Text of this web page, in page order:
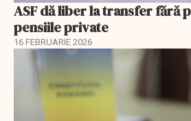
ASF dă liber la transfer fără
pensiile private
16 FEBRUARIE 2026